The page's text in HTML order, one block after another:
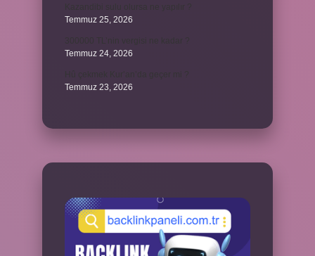
Temmuz 25, 2026
Temmuz 24, 2026
Temmuz 23, 2026